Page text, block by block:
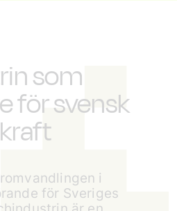
som
för svensk
i
för Sveriges